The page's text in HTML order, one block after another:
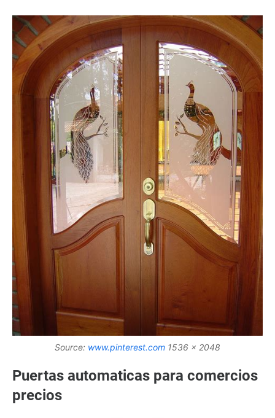
Source: www.pinterest.com 1536 x 2048
Puertas automaticas para comercios
precios